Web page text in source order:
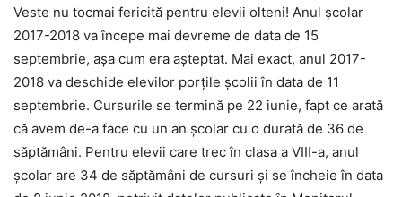
Veste nu tocmai fericită pentru elevii olteni! Anul școlar
2017-2018 va începe mai devreme de data de 15
septembrie, așa cum era așteptat. Mai exact, anul 2017-
2018 va deschide elevilor porțile școlii în data de 11
septembrie. Cursurile se termină pe 22 iunie, fapt ce arată
că avem de-a face cu un an școlar cu o durată de 36 de
săptămâni. Pentru elevii care trec în clasa a VIII-a, anul
şcolar are 34 de săptămâni de cursuri şi se încheie în data